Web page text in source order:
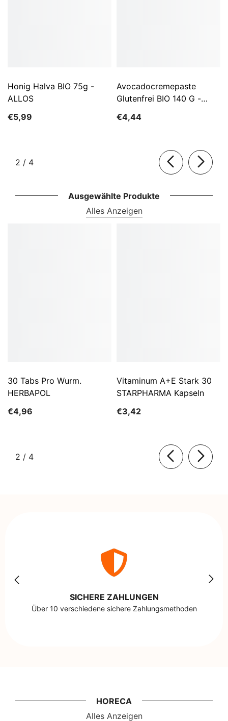
Honig Halva BIO 75g -
ALLOS
€5,99
Avocadocremepaste
Glutenfrei BIO 140 G -
€4,44
2 / von
4
Ausgewählte Produkte
Alles Anzeigen
30 Tabs Pro Wurm.
HERBAPOL
€4,96
Vitaminum A+E Stark 30
STARPHARMA Kapseln
€3,42
2 / von
4
SICHERE ZAHLUNGEN
Über 10 verschiedene sichere Zahlungsmethoden
HORECA
Alles Anzeigen